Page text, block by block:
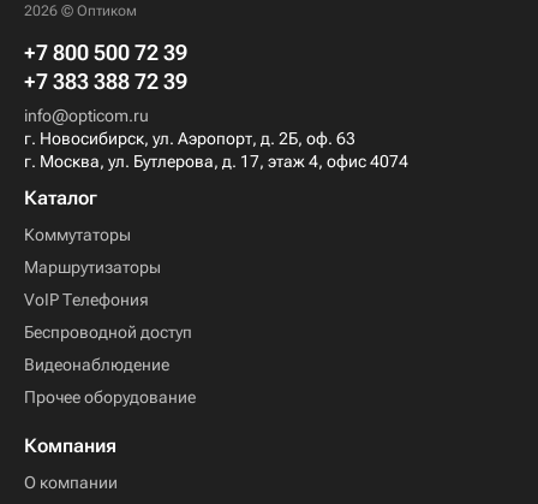
2026 © Оптиком
+7 800 500 72 39
+7 383 388 72 39
info@opticom.ru
г. Новосибирск, ул. Аэропорт, д. 2Б, оф. 63
г. Москва, ул. Бутлерова, д. 17, этаж 4, офис 4074
Каталог
Коммутаторы
Маршрутизаторы
VoIP Телефония
Беспроводной доступ
Видеонаблюдение
Прочее оборудование
Компания
О компании